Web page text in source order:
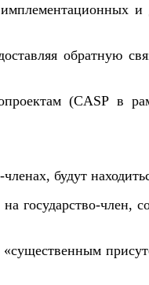
обратную
(CASP в
будут
государство-член,